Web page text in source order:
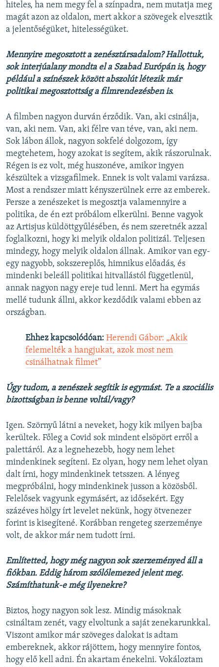
hiteles, ha nem megy fel a színpadra, nem mutatja meg
magát azon az oldalon, mert akkor a szövegek elvesztik
a jelentőségüket, hitelességüket.
Mennyire megosztott a zenésztársadalom? Hallottuk,
sok interjúalany mondta el a Szabad Európán is, hogy
például a színészek között abszolút létezik már
politikai megosztottság a filmrendezésben is.
A filmben nagyon durván érződik. Van, aki csinálja,
van, aki nem. Van, aki félre van téve, van, aki nem.
Sok lábon állok, nagyon sokfelé dolgozom, így
megtehetem, hogy azokat is segítem, akik rászorulnak.
Régen is ez volt, még huszonéve, amikor ingyen
készültek a vizsgafilmek. Ennek is volt valami varázsa.
Most a rendszer miatt kényszerülnek erre az emberek.
Persze a zenészeket is megosztja valamennyire a
politika, de én ezt próbálom elkerülni. Benne vagyok
az Artisjus küldöttgyűlésében, és nem szeretnék azzal
foglalkozni, hogy ki melyik oldalon politizál. Teljesen
mindegy, hogy melyik oldalon állnak. Amikor van egy-
egy nagyobb, sokszereplős, himnikus előadás, és
mindenki beleáll politikai hitvallástól függetlenül,
annak nagyon nagy ereje tud lenni. Mert ha egymás
mellé tudunk állni, akkor kezdődik valami ebben az
országban.
Ehhez kapcsolódóan: Herendi Gábor: „Akik
felemelték a hangjukat, azok most nem
csinálhatnak filmet”
Úgy tudom, a zenészek segítik is egymást. Te a szociális
bizottságban is benne voltál/vagy?
Igen. Szörnyű látni a neveket, hogy kik milyen bajba
kerültek. Főleg a Covid sok mindent elsöpört erről a
palettáról. Az a legnehezebb, hogy nem lehet
mindenkinek segíteni. Ez olyan, hogy nem lehet olyan
dalt írni, hogy mindenkinek tetsszen. A lényeg
megpróbálni, hogy mindenkinek jusson a közösből.
Felelősek vagyunk egymásért, az idősekért. Egy
százéves hölgy írt levelet nekünk, hogy ötvenezer
forint is kisegítené. Korábban rengeteg szerzeménye
volt, de akkor már nem tudott írni.
Említetted, hogy még nagyon sok szerzeményed áll a
fiókban. Eddig három szólólemezed jelent meg.
Számíthatunk-e még ilyenekre?
Biztos, hogy nagyon sok lesz. Mindig másoknak
csináltam zenét, vagy elvoltunk a saját zenekarunkkal.
Viszont amikor már szöveges dalokat is adtam
embereknek, akkor rájöttem, hogy mennyire fontos,
hogy elő kell adni. Én akartam énekelni. Vokáloztam